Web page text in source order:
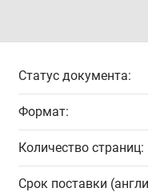
Статус документа:
Формат:
Количество страниц:
Срок поставки